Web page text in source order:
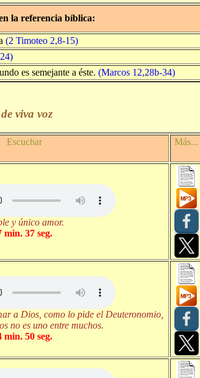
la referencia bíblica:
(2 Timoteo 2,8-15)
es semejante a éste. (Marcos 12,28b-34)
viva voz
Escuchar Más...
y único amor.
min. 37 seg.
a Dios, como lo pide el Deuteronomio,
no es uno entre muchos.
min. 50 seg.